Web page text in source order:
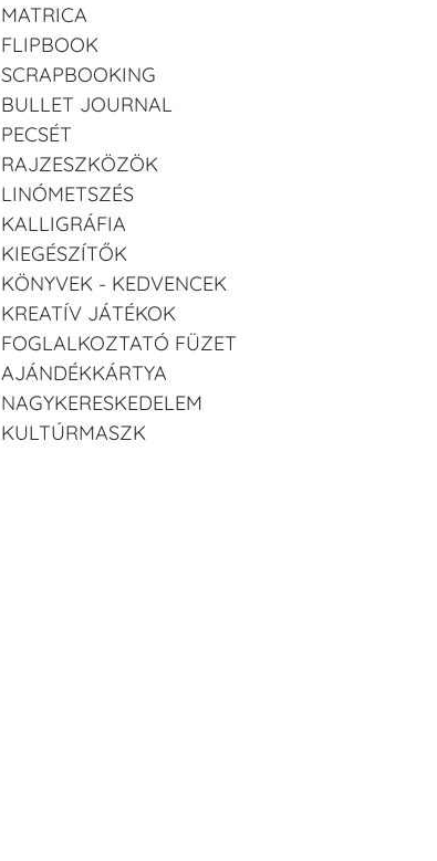
MATRICA
FLIPBOOK
SCRAPBOOKING
BULLET JOURNAL
PECSÉT
RAJZESZKÖZÖK
LINÓMETSZÉS
KALLIGRÁFIA
KIEGÉSZÍTŐK
KÖNYVEK - KEDVENCEK
KREATÍV JÁTÉKOK
FOGLALKOZTATÓ FÜZET
AJÁNDÉKKÁRTYA
NAGYKERESKEDELEM
KULTÚRMASZK